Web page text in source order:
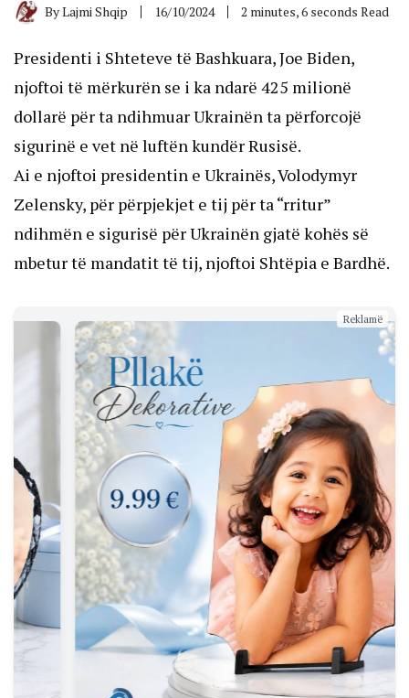
ByLajmi Shqip 16/10/2024 2 minutes, 6 seconds Read
Presidenti i Shteteve të Bashkuara, Joe Biden,
njoftoi të mërkurën se i ka ndarë 425 milionë
dollarë për ta ndihmuar Ukrainën ta përforcojë
sigurinë e vet në luftën kundër Rusisë.
Ai e njoftoi presidentin e Ukrainës, Volodymyr
Zelensky, për përpjekjet e tij për ta “rritur”
ndihmën e sigurisë për Ukrainën gjatë kohës së
mbetur të mandatit të tij, njoftoi Shtëpia e Bardhë.
Reklamë